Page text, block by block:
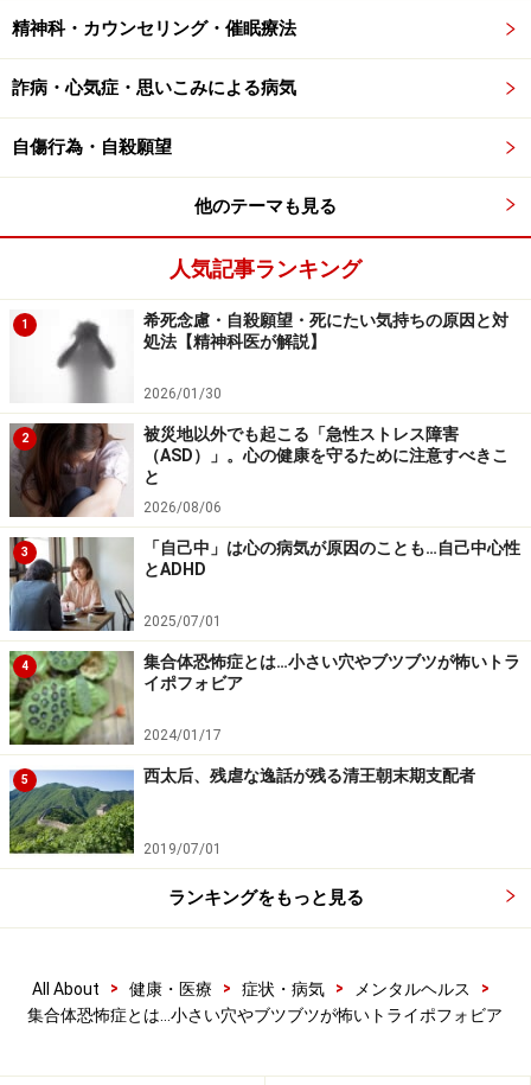
最近の話で、それは10数年ほど前、ネット上で
す。
恐怖症の好発年齢・原因……別のものへの恐
怖感が影響し悪化することも
恐怖症を発症する年齢にはピークが2つあり、まず5歳か
前半です。
その最初のピーク、5歳から9歳までの小児期では、恐怖
症の対象は、動物や雷、地震など自然の中の何か、ある
いは自然現象に関わるものが多いです。一方、何か社会
的な状況を恐怖の対象にするケースは、恐怖症のもう１
つのピーク、２0代で現れやすい問題です。それで、今
回のトライポフォビアでは、その対象は、ブツブツ模様
で、それは無論、社会的な状況ではなく、自然の中に存
在する何かですので、そうした恐怖症のピークが出る、
小さな子供の頃から、ブツブツをかなり苦手にしていた
かもしれません。
恐怖症の発症要因に関しては、他の精神疾患と同じく不
明な点が多々ありますが、恐怖症の場合、精神分析など
を通じて、何か心理的な要因がはっきりすることもあり
ます。
例えば犬、猫など動物への恐怖は小児期に現われやすい
はならない、その時期特有の発達課題が、それに関わる
場合もあります。精神医学では有名な、「馬に恐怖を覚
精神科・カウンセリング・催眠療法
詐病・心気症・思いこみによる病気
自傷行為・自殺願望
他のテーマも見る
人気記事ランキング
1
希死念慮・自殺願望・死にたい気持ちの原因と対
処法【精神科医が解説】
2026/01/30
2
被災地以外でも起こる「急性ストレス障害
（ASD）」。心の健康を守るために注意すべきこ
と
2026/08/06
3
「自己中」は心の病気が原因のことも…自己中心性
とADHD
2025/07/01
4
集合体恐怖症とは…小さい穴やブツブツが怖いトラ
イポフォビア
2024/01/17
5 西太后、残虐な逸話が残る清王朝末期支配者
2019/07/01
ランキングをもっと見る
All About > 健康・医療 > 症状・病気 > メンタルヘルス
>
集合体恐怖症とは…小さい穴やブツブツが怖いトライポフォビア